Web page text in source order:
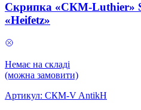
Скрипка «СКМ-Luthier»
«Heifetz»
Немає на складі
(можна замовити)
Артикул: СКМ-V AntikH